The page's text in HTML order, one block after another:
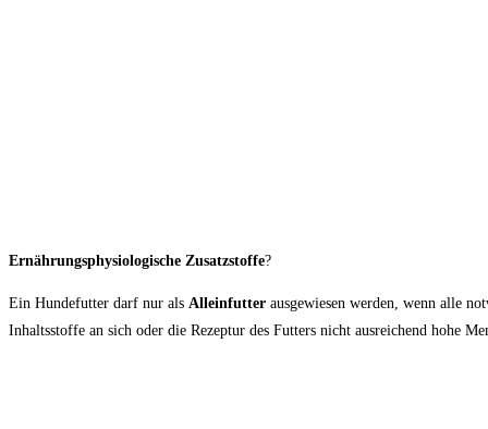
Ernährungsphysiologische Zusatzstoffe?
Ein Hundefutter darf nur als Alleinfutter ausgewiesen werden, wenn alle
Inhaltsstoffe an sich oder die Rezeptur des Futters nicht ausreichend hohe